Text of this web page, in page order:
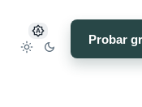
Probar